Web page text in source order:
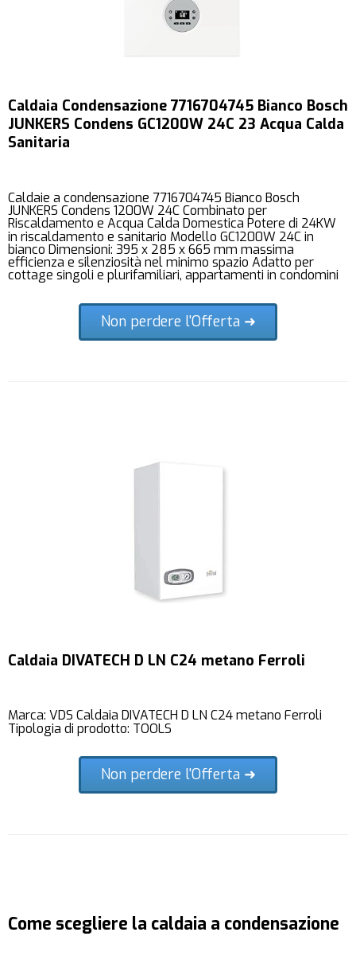
Caldaia Condensazione 7716704745 Bianco Bosch
JUNKERS Condens GC1200W 24C 23 Acqua Calda
Sanitaria
Caldaie a condensazione 7716704745 Bianco Bosch
JUNKERS Condens 1200W 24C Combinato per
Riscaldamento e Acqua Calda Domestica Potere di 24KW
in riscaldamento e sanitario Modello GC1200W 24C in
bianco Dimensioni: 395 x 285 x 665 mm massima
efficienza e silenziosità nel minimo spazio Adatto per
cottage singoli e plurifamiliari, appartamenti in condomini
Non perdere l'Offerta ➜
Caldaia DIVATECH D LN C24 metano Ferroli
Marca: VDS Caldaia DIVATECH D LN C24 metano Ferroli
Tipologia di prodotto: TOOLS
Non perdere l'Offerta ➜
Come scegliere la caldaia a condensazione